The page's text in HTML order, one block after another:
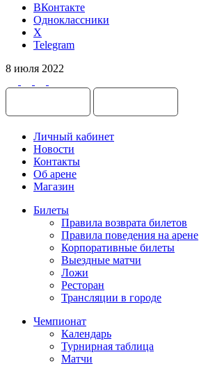
ВКонтакте
Одноклассники
X
Telegram
8 июля 2022
Личный кабинет
Новости
Контакты
Об арене
Магазин
Билеты
Правила возврата билетов
Правила поведения на арене
Корпоративные билеты
Выездные матчи
Ложи
Ресторан
Трансляции в городе
Чемпионат
Календарь
Турнирная таблица
Матчи